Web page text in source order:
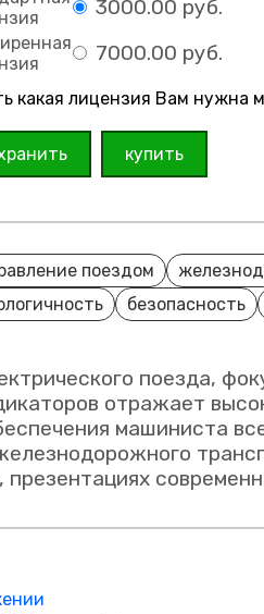
3000.00 руб.
7000.00 руб.
какая лицензия Вам нужна
купить
поездом
безопасность
поезда,
отражает
машиниста